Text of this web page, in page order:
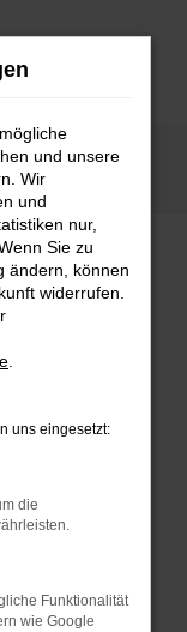
|
|
und unsere
Wir
und
nur,
Sie zu
ändern, können
widerrufen.
uns eingesetzt:
die
Funktionalität
wie Google